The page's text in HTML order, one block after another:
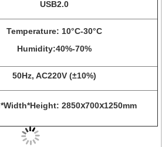
USB2.0
Temperature: 10°C-30°C
Humidity:40%-70%
50Hz, AC220V (±10%)
2850ⅹ700ⅹ1250mm